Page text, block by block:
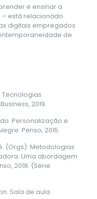
e ensinar a
– está relacionado
digitais empregados
de
Tecnologias
2019.
Personalização e
Penso, 2015.
(Orgs). Metodologias
Uma abordagem
2018. (Série
Sala de aula